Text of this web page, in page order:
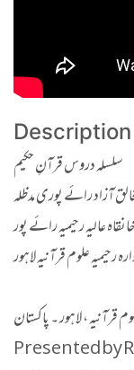
Description
سلسلہ دروس قرآنِ حکیم
آزاد رائے پوری مدظلہ
عالیہ رحیمیہ رائے پور
رحیمیہ علوم قرآنیہ لاہور
قرآنیہ ، لاہور ۔ پاکستان
Presented by